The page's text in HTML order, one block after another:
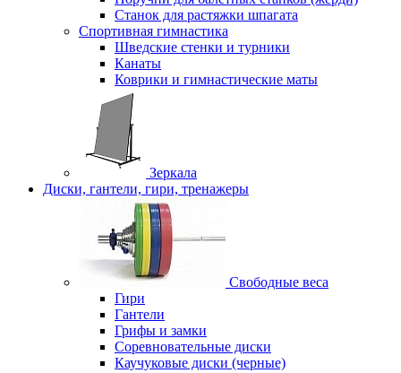
Станок для растяжки шпагата
Спортивная гимнастика
Шведские стенки и турники
Канаты
Коврики и гимнастические маты
Зеркала
Диски, гантели, гири, тренажеры
Свободные веса
Гири
Гантели
Грифы и замки
Соревновательные диски
Каучуковые диски (черные)